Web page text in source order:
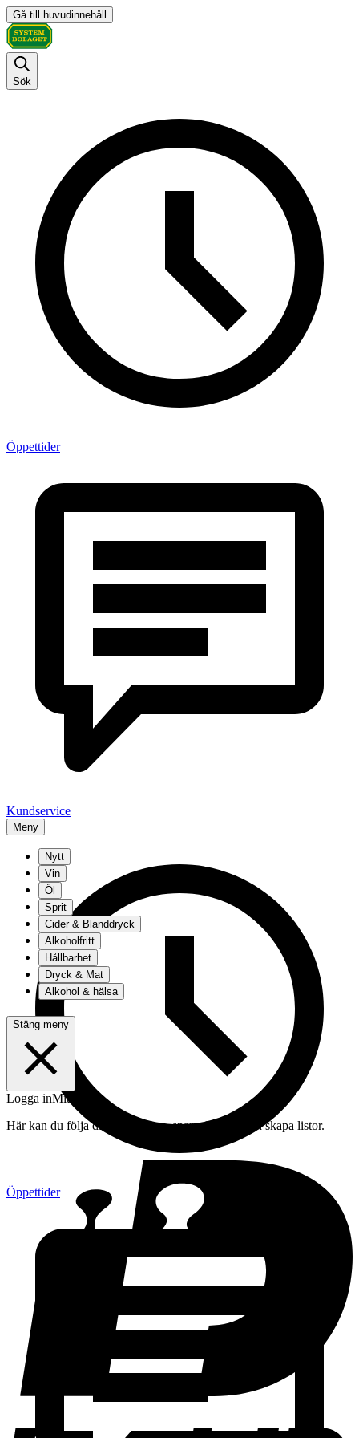
Gå till huvudinnehåll
Sök
Öppettider
Kundservice
Meny
Öppettider
Nytt
Vin
Öl
Sprit
Cider & Blanddryck
Alkoholfritt
Hållbarhet
Dryck & Mat
Alkohol & hälsa
Stäng meny
Logga inMitt konto
Här kan du följa din beställning, spara drycker och skapa listor.